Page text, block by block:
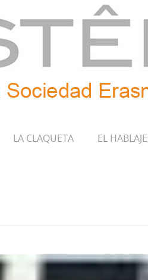
LA CLAQUETA EL HABLAJE